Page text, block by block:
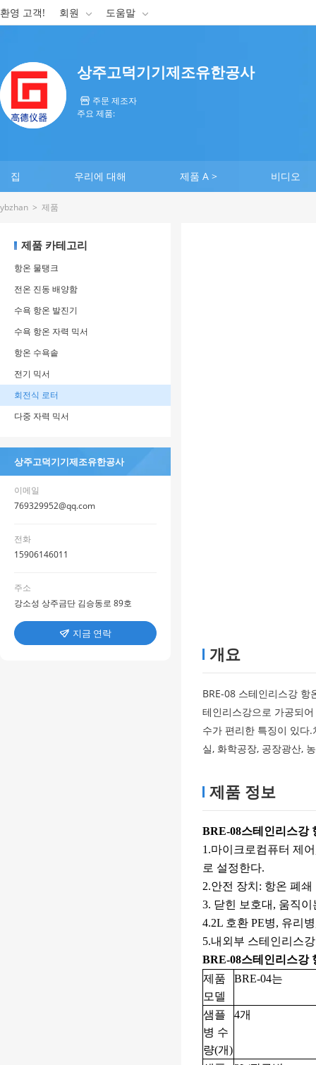
환영 고객! 회원  도움말 
상주고덕기기제조유한공사
 주문 제조자
주요 제품:
집 우리에 대해 제품 A > 비디오
ybzhan > 제품
제품 카테고리
항온 물탱크
전온 진동 배양함
수욕 항온 발진기
수욕 항온 자력 믹서
항온 수욕솥
전기 믹서
회전식 로터
다중 자력 믹서
상주고덕기기제조유한공사
이메일
769329952@qq.com
전화
15906146011
주소
강소성 상주금단 김승동로 89호
 지금 연락
개요
BRE-08 스테인리스강
테인리스강으로 가공되
수가 편리한 특징이 있다
실, 화학공장, 공장광산,
제품 정보
BRE-08스테인리스강
1.마이크로컴퓨터 제
로 설정한다.
2.안전 장치: 항온 폐
3. 닫힌 보호대, 움직
4.2L 호환 PE병, 유리
5.내외부 스테인리스
BRE-08스테인리스강
제품
모델
BRE-04는
샘플
병 수
량(개)
4개